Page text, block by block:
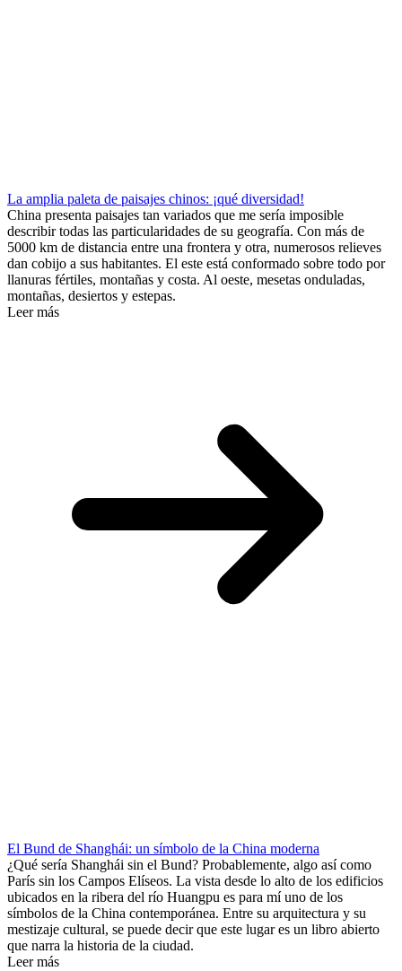
La amplia paleta de paisajes chinos: ¡qué diversidad!
China presenta paisajes tan variados que me sería imposible
describir todas las particularidades de su geografía. Con más de
5000 km de distancia entre una frontera y otra, numerosos relieves
dan cobijo a sus habitantes. El este está conformado sobre todo por
llanuras fértiles, montañas y costa. Al oeste, mesetas onduladas,
montañas, desiertos y estepas.
Leer más
El Bund de Shanghái: un símbolo de la China moderna
¿Qué sería Shanghái sin el Bund? Probablemente, algo así como
París sin los Campos Elíseos. La vista desde lo alto de los edificios
ubicados en la ribera del río Huangpu es para mí uno de los
símbolos de la China contemporánea. Entre su arquitectura y su
mestizaje cultural, se puede decir que este lugar es un libro abierto
que narra la historia de la ciudad.
Leer más